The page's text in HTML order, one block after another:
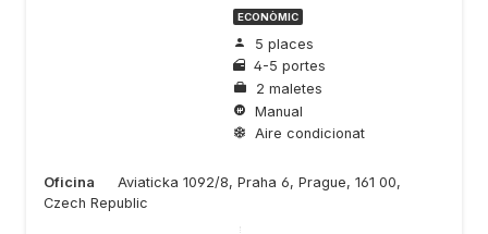
ECONÒMIC
5 places
4-5 portes
2 maletes
Manual
Aire condicionat
Oficina
Aviaticka 1092/8, Praha 6, Prague, 161 00,
Czech Republic